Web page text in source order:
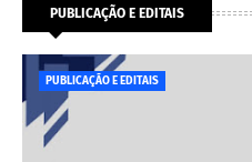
PUBLICAÇÃO E EDITAIS
PUBLICAÇÃO E EDITAIS